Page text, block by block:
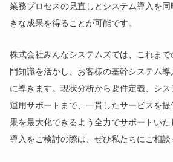
業務プロセスの見直しとシステム導入を
きな成果を得ることが可能です。
株式会社みんなシステムズでは、これま
門知識を活かし、お客様の基幹システム
に導きます。現状分析から要件定義、シス
運用サポートまで、一貫したサービスを
果を最大化できるよう全力でサポートい
導入をご検討の際は、ぜひ私たちにご相談